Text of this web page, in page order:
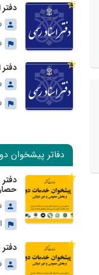
دفتر
دفتر
دفاتر پیشخوان
دفتر